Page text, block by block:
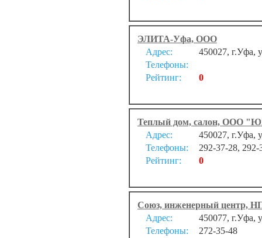
ЭЛИТА-Уфа, ООО
Адрес:
450027, г.Уфа,
Телефоны:
Рейтинг:
0
Теплый дом, салон, ООО
Адрес:
450027, г.Уфа,
Телефоны:
292-37-28, 292-
Рейтинг:
0
Союз, инженерный центр,
Адрес:
450077, г.Уфа,
Телефоны:
272-35-48